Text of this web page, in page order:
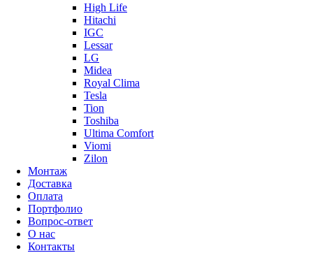
High Life
Hitachi
IGC
Lessar
LG
Midea
Royal Clima
Tesla
Tion
Toshiba
Ultima Comfort
Viomi
Zilon
Монтаж
Доставка
Оплата
Портфолио
Вопрос-ответ
О нас
Контакты